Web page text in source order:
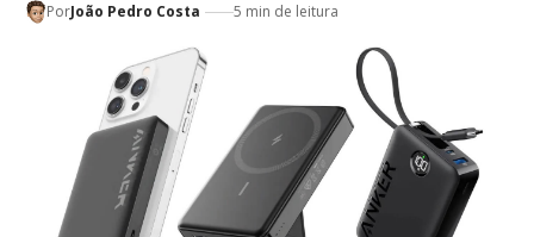
PorJoão Pedro Costa 5 min de leitura